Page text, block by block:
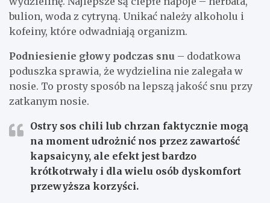
bulion, woda z cytryną. Unikać należy alkoholu i
kofeiny, które odwadniają organizm.
Podniesienie głowy podczas snu – dodatkowa
poduszka sprawia, że wydzielina nie zalegała w
nosie. To prosty sposób na lepszą jakość snu przy
zatkanym nosie.
Ostry sos chili lub chrzan faktycznie mogą
na moment udrożnić nos przez zawartość
kapsaicyny, ale efekt jest bardzo
krótkotrwały i dla wielu osób dyskomfort
przewyższa korzyści.